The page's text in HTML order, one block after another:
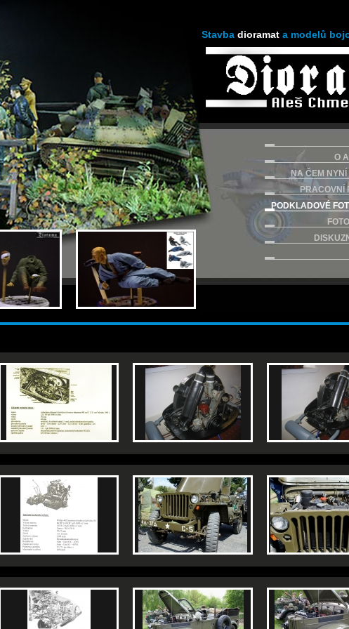
Stavba dioramat a modelů
O
NA ČEM
PRACOVNÍ
PODKLADOVÉ